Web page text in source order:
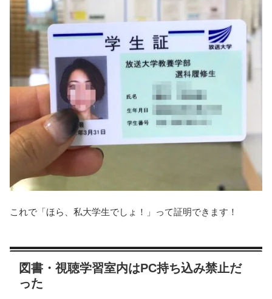
これで「ほら、私大学生でしょ！」って証明できます！
図書・視聴学習室内はPC持ち込み禁止だ
った